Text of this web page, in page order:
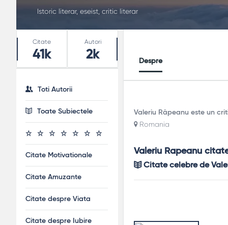
Istoric literar, eseist, critic literar
Despre
Valeriu Râpeanu este un
Romania
Valeriu Rapeanu
Citate celebre de
Stats
Citate
41k
Autori
2k
Toti Autorii
Toate Subiectele
Citate Motivationale
Citate Amuzante
Citate despre Viata
Citate despre Iubire